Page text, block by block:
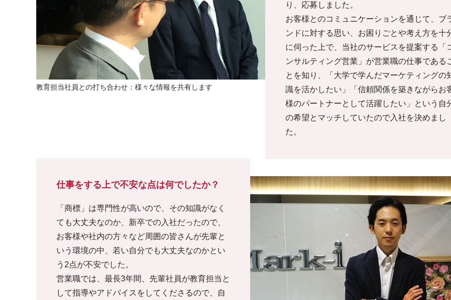
り、応募しました。
お客様とのコミュニケーションを通じて、ブ
ンドに対する思い、お困りごとや考え方を十
に伺った上で、当社のサービスを提案する「
ンサルティング営業」が営業職の仕事である
とを知り、「大学で学んだマーケティングの
識を活かしたい」「信頼関係を築きながらお
様のパートナーとして活躍したい」という自
の希望とマッチしていたので入社を決めまし
た。
教育担当社員との打ち合わせ：様々な情報を共有します
仕事をする上で不安な点は何でしたか？
「商標」は専門性が高いので、その知識がなく
ても大丈夫なのか、新卒での入社だったので、
お客様や社内の方々など周囲の皆さんが先輩と
いう環境の中、若い自分でも大丈夫なのかとい
う2点が不安でした。
営業職では、最長3年間、先輩社員が教育担当と
して指導やアドバイスをしてくださるので、自